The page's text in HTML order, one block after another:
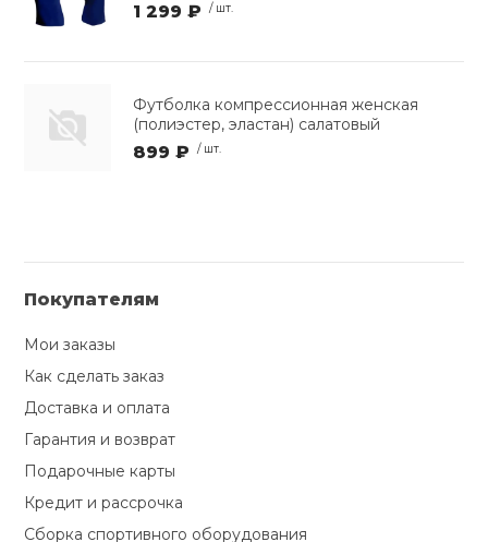
1 299 ₽ / шт.
Футболка компрессионная женская
(полиэстер, эластан) салатовый
899 ₽ / шт.
Покупателям
Мои заказы
Как сделать заказ
Доставка и оплата
Гарантия и возврат
Подарочные карты
Кредит и рассрочка
Сборка спортивного оборудования